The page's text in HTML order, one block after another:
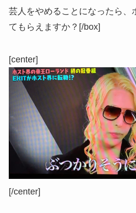
芸人をやめることになったら、
てもらえますか？[/box]
[center]
[/center]